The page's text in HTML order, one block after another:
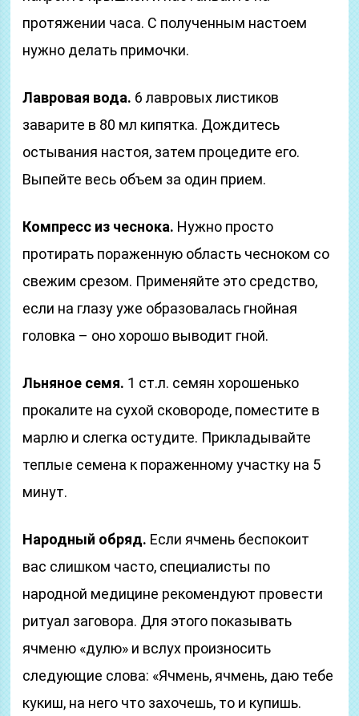
протяжении часа. С полученным настоем
нужно делать примочки.
Лавровая вода. 6 лавровых листиков
заварите в 80 мл кипятка. Дождитесь
остывания настоя, затем процедите его.
Выпейте весь объем за один прием.
Компресс из чеснока. Нужно просто
протирать пораженную область чесноком со
свежим срезом. Применяйте это средство,
если на глазу уже образовалась гнойная
головка – оно хорошо выводит гной.
Льняное семя. 1 ст.л. семян хорошенько
прокалите на сухой сковороде, поместите в
марлю и слегка остудите. Прикладывайте
теплые семена к пораженному участку на 5
минут.
Народный обряд. Если ячмень беспокоит
вас слишком часто, специалисты по
народной медицине рекомендуют провести
ритуал заговора. Для этого показывать
ячменю «дулю» и вслух произносить
следующие слова: «Ячмень, ячмень, даю тебе
кукиш, на него что захочешь, то и купишь.